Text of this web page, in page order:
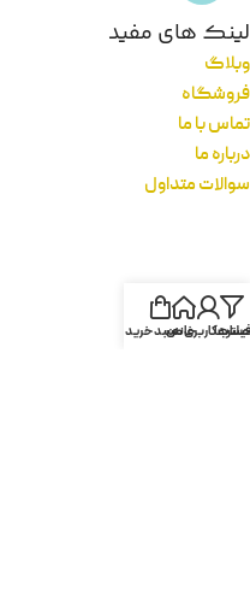
لینک های مفید
وبلاگ
فروشگاه
تماس با ما
درباره ما
سوالات متداول
فیلترها
حساب کاربری من
خانهسبد خرید